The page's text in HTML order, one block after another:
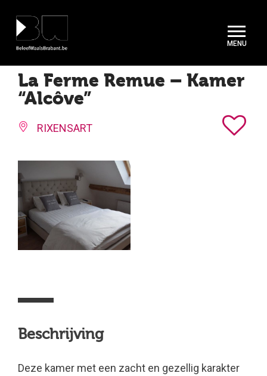
La Ferme Remue – Kamer
“Alcôve”
RIXENSART
Beschrijving
Deze kamer met een zacht en gezellig karakter